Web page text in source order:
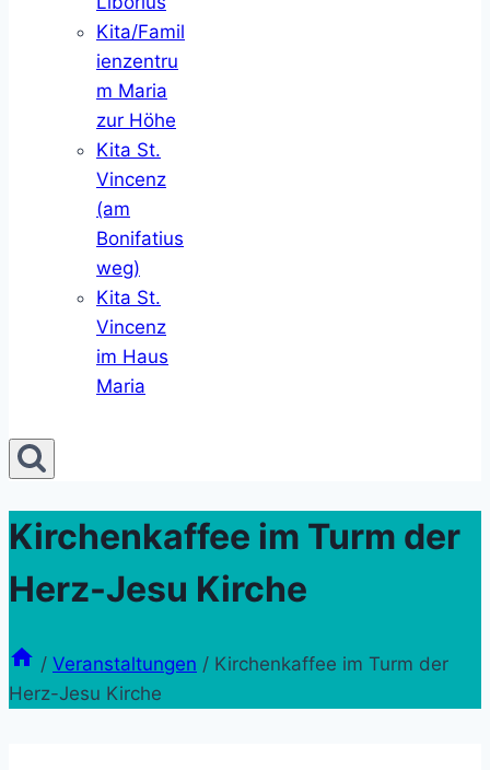
Kita/Famil
ienzentru
m Maria
zur Höhe
Kita St.
Vincenz
(am
Bonifatius
weg)
Kita St.
Vincenz
im Haus
Maria
Kirchenkaffee im Turm der
Herz-Jesu Kirche
/ Veranstaltungen / Kirchenkaffee im Turm der
Herz-Jesu Kirche